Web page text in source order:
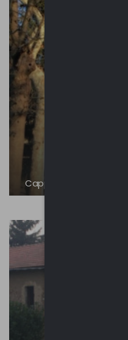
Cappella del Lazzaretto